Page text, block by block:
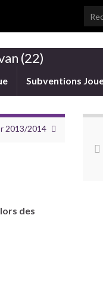
(22)
Subventions
2013/2014
lors des